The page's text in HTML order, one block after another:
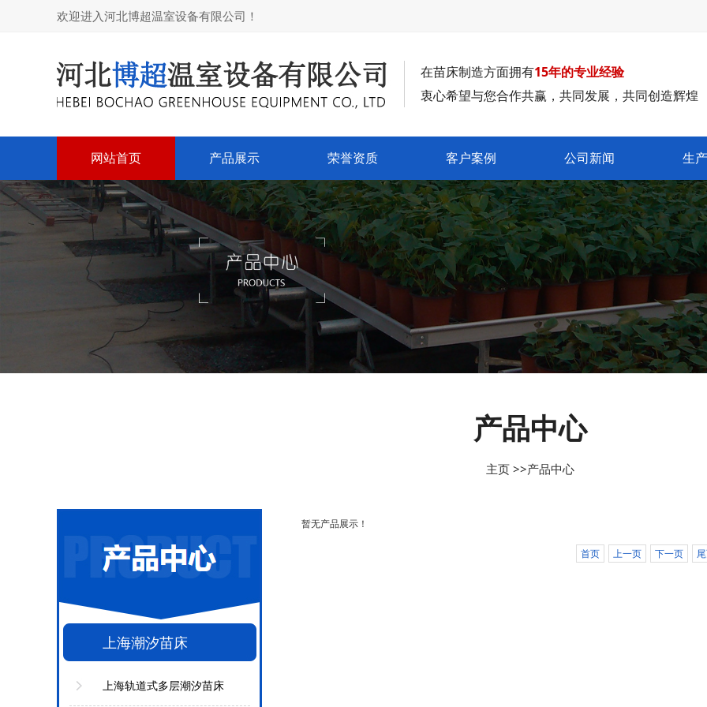
欢迎进入河北博超温室设备有限公司！
在苗床制造方面拥有15年的专业经验
衷心希望与您合作共赢，共同发展，共同创造辉煌
网站首页 产品展示 荣誉资质 客户案例 公司新闻 生
产品中心
主页 >>产品中心
上海潮汐苗床
上海轨道式多层潮汐苗床
暂无产品展示！
首页 上一页 下一页